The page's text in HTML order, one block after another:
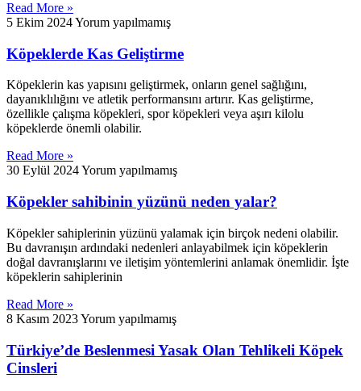
Read More »
5 Ekim 2024Yorum yapılmamış
Köpeklerde Kas Geliştirme
Köpeklerin kas yapısını geliştirmek, onların genel sağlığını,
dayanıklılığını ve atletik performansını artırır. Kas geliştirme,
özellikle çalışma köpekleri, spor köpekleri veya aşırı kilolu
köpeklerde önemli olabilir.
Read More »
30 Eylül 2024Yorum yapılmamış
Köpekler sahibinin yüzünü neden yalar?
Köpekler sahiplerinin yüzünü yalamak için birçok nedeni olabilir.
Bu davranışın ardındaki nedenleri anlayabilmek için köpeklerin
doğal davranışlarını ve iletişim yöntemlerini anlamak önemlidir. İşte
köpeklerin sahiplerinin
Read More »
8 Kasım 2023Yorum yapılmamış
Türkiye’de Beslenmesi Yasak Olan Tehlikeli Köpek
Cinsleri